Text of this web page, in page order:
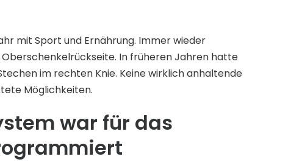
mit Sport und Ernährung. Immer wieder
In früheren Jahren hatte
im rechten Knie. Keine wirklich anhaltende
Möglichkeiten.
war für das